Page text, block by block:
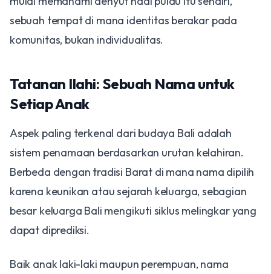
sebuah tempat di mana identitas berakar pada
komunitas, bukan individualitas.
Tatanan Ilahi: Sebuah Nama untuk
Setiap Anak
Aspek paling terkenal dari budaya Bali adalah
sistem penamaan berdasarkan urutan kelahiran.
Berbeda dengan tradisi Barat di mana nama dipilih
karena keunikan atau sejarah keluarga, sebagian
besar keluarga Bali mengikuti siklus melingkar yang
dapat diprediksi.
Baik anak laki-laki maupun perempuan, nama